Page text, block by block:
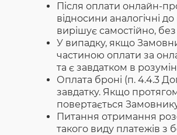
Після оплати онлайн-
відносини аналогічні
вирішує самостійно,
У випадку, якщо
частиною оплати за
та є завдатком в
Оплата броні (п. 4.4.3
завдатку. Якщо
повертається
Питання отримання
такого виду платежів з